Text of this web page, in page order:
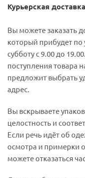
Курьерская
Вы можете заказать
который прибудет по
субботу с 9.00 до
поступления товара
предложит выбрать
адрес.
Вы вскрываете
целостность и
Если речь идёт об
осмотра и примерки
можете отказаться